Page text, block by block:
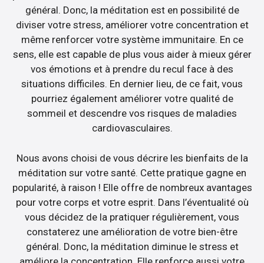
général. Donc, la méditation est en possibilité de
diviser votre stress, améliorer votre concentration et
même renforcer votre système immunitaire. En ce
sens, elle est capable de plus vous aider à mieux gérer
vos émotions et à prendre du recul face à des
situations difficiles. En dernier lieu, de ce fait, vous
pourriez également améliorer votre qualité de
sommeil et descendre vos risques de maladies
cardiovasculaires.
Nous avons choisi de vous décrire les bienfaits de la
méditation sur votre santé. Cette pratique gagne en
popularité, à raison ! Elle offre de nombreux avantages
pour votre corps et votre esprit. Dans l’éventualité où
vous décidez de la pratiquer régulièrement, vous
constaterez une amélioration de votre bien-être
général. Donc, la méditation diminue le stress et